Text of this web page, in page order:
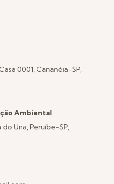
0001, Cananéia-SP,
Ambiental
do Una, Peruíbe-SP,